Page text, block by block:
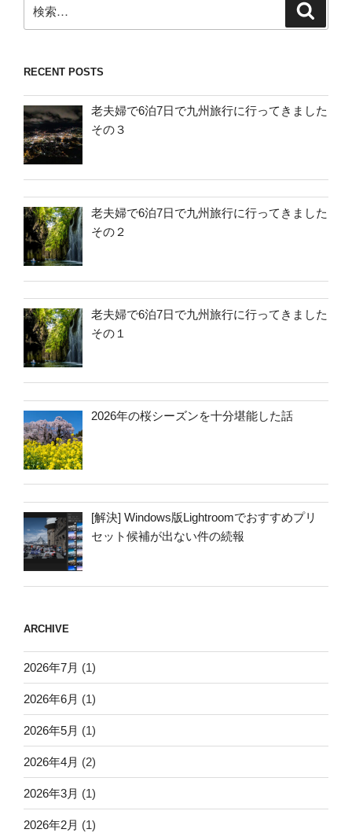
索:
RECENT POSTS
老夫婦で6泊7日で九州旅行に行ってきました
その３
老夫婦で6泊7日で九州旅行に行ってきました
その２
老夫婦で6泊7日で九州旅行に行ってきました
その１
2026年の桜シーズンを十分堪能した話
[解決] Windows版Lightroomでおすすめプリ
セット候補が出ない件の続報
ARCHIVE
2026年7月 (1)
2026年6月 (1)
2026年5月 (1)
2026年4月 (2)
2026年3月 (1)
2026年2月 (1)